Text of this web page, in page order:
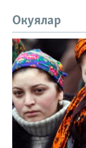
Окуялар